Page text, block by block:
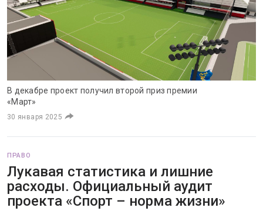
В декабре проект получил второй приз премии
«Март»
30 января 2025
ПРАВО
Лукавая статистика и лишние
расходы. Официальный аудит
проекта «Спорт – норма жизни»